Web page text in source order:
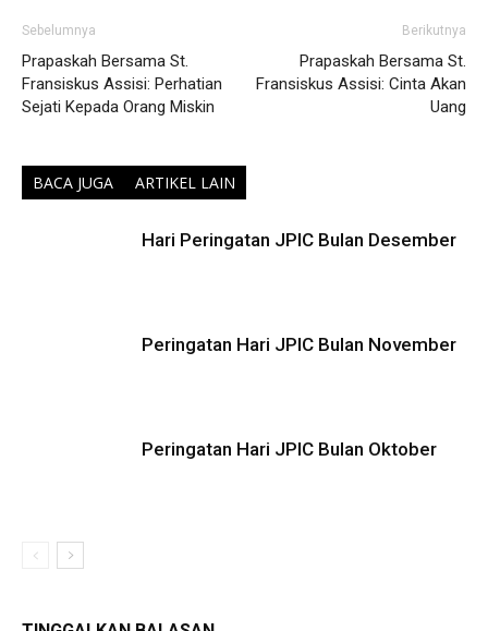
Sebelumnya
Prapaskah Bersama St.
Fransiskus Assisi: Perhatian
Sejati Kepada Orang Miskin
Berikutnya
Prapaskah Bersama St.
Fransiskus Assisi: Cinta Akan
Uang
BACA JUGA ARTIKEL LAIN
Hari Peringatan JPIC Bulan Desember
Peringatan Hari JPIC Bulan November
Peringatan Hari JPIC Bulan Oktober